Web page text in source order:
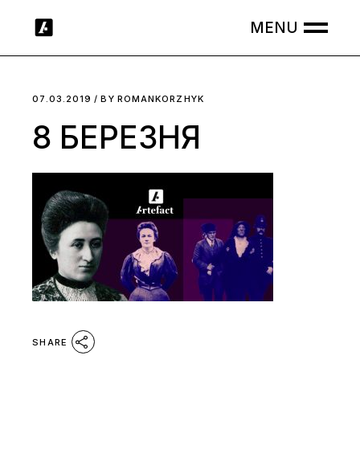
07.03.2019 BY ROMANKORZHYK
8 БЕРЕЗНЯ
SHARE